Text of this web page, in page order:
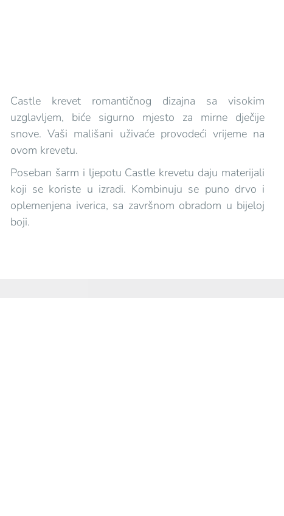
Castle krevet romantičnog dizajna sa visokim
uzglavljem, biće sigurno mjesto za mirne dječije
snove. Vaši mališani uživaće provodeći vrijeme na
ovom krevetu.
Poseban šarm i ljepotu Castle krevetu daju materijali
koji se koriste u izradi. Kombinuju se puno drvo i
oplemenjena iverica, sa završnom obradom u bijeloj
boji.